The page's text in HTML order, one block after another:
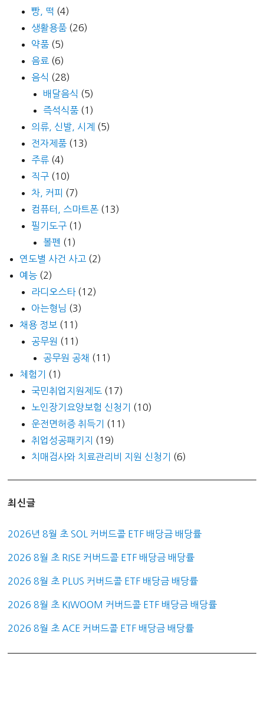
빵, 떡 (4)
생활용품 (26)
약품 (5)
음료 (6)
음식 (28)
배달음식 (5)
즉석식품 (1)
의류, 신발, 시계 (5)
전자제품 (13)
주류 (4)
직구 (10)
차, 커피 (7)
컴퓨터, 스마트폰 (13)
필기도구 (1)
볼펜 (1)
연도별 사건 사고 (2)
예능 (2)
라디오스타(12)
아는형님 (3)
채용 정보 (11)
공무원 (11)
공무원 공채 (11)
체험기
(1)
국민취업지원제도 (17)
노인장기요양보험 신청기
(10)
운전면허증 취득기
(11)
취업성공패키지
(19)
치매검사와 치료관리비 지원 신청기
(6)
최신글
2026년 8월 초 SOL 커버드콜 ETF 배당금 배당률
2026 8월 초 RISE 커버드콜 ETF 배당금 배당률
2026 8월 초 PLUS 커버드콜 ETF 배당금 배당률
2026 8월 초 KIWOOM 커버드콜 ETF 배당금 배당률
2026 8월 초 ACE 커버드콜 ETF 배당금 배당률